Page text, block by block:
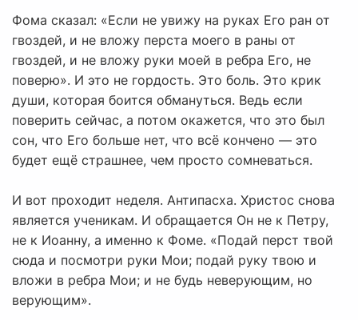
Фома сказал: «Если не увижу на руках Его ран от
гвоздей, и не вложу перста моего в раны от
гвоздей, и не вложу руки моей в ребра Его, не
поверю». И это не гордость. Это боль. Это крик
души, которая боится обмануться. Ведь если
поверить сейчас, а потом окажется, что это был
сон, что Его больше нет, что всё кончено — это
будет ещё страшнее, чем просто сомневаться.
И вот проходит неделя. Антипасха. Христос снова
является ученикам. И обращается Он не к Петру,
не к Иоанну, а именно к Фоме. «Подай перст твой
сюда и посмотри руки Мои; подай руку твою и
вложи в ребра Мои; и не будь неверующим, но
верующим».